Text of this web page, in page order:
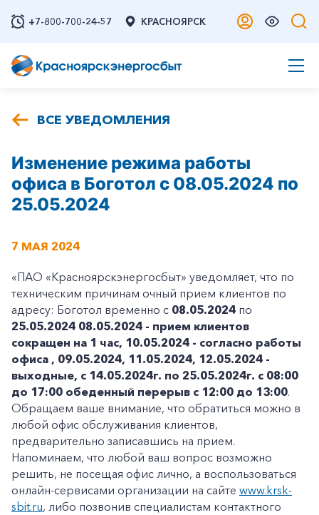
+7-800-700-24-57 КРАСНОЯРСК
ВСЕ УВЕДОМЛЕНИЯ
Изменение режима работы
офиса в Боготол с 08.05.2024 по
25.05.2024
7 МАЯ 2024
«ПАО «Красноярскэнергосбыт» уведомляет, что по
техническим причинам очный прием клиентов по
адресу: Боготол временно с 08.05.2024 по
25.05.2024 08.05.2024 - прием клиентов
сокращен на 1 час, 10.05.2024 - согласно работы
офиса , 09.05.2024, 11.05.2024, 12.05.2024 -
выходные, с 14.05.2024г. по 25.05.2024г. с 08:00
до 17:00 обеденный перерыв с 12:00 до 13:00.
Обращаем ваше внимание, что обратиться можно в
любой офис обслуживания клиентов,
предварительно записавшись на прием.
Напоминаем, что любой ваш вопрос возможно
решить, не посещая офис лично, а воспользоваться
онлайн-сервисами организации на сайте www.krsk-
sbit.ru, либо позвонив специалистам контактного